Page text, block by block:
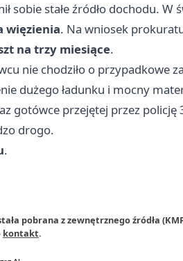
sobie stałe źródło dochodu. W
więzienia. Na wniosek
na trzy miesiące.
nie chodziło o przypadkowe
dużego ładunku i mocny
gotówce przejętej przez policję
drogo.
.
pobrana z zewnętrznego źródła
kontakt.